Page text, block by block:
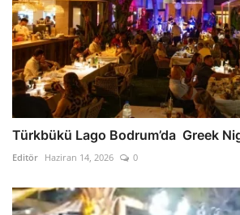
Türkbükü Lago Bodrum’da Greek
Editör Haziran 14, 2026 0